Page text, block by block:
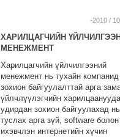
-2010 /
ХАРИЛЦАГЧИЙН
МЕНЕЖМЕНТ
Харилцагчийн үйлчилгээний
менежмент нь тухайн компанид
зохион байгуулалттай арга
үйлчлүүлэгчийн
удирдан зохион байгуулахад нь
туслах арга зүй, software болон
ихэвчлэн интернетийн хүчин